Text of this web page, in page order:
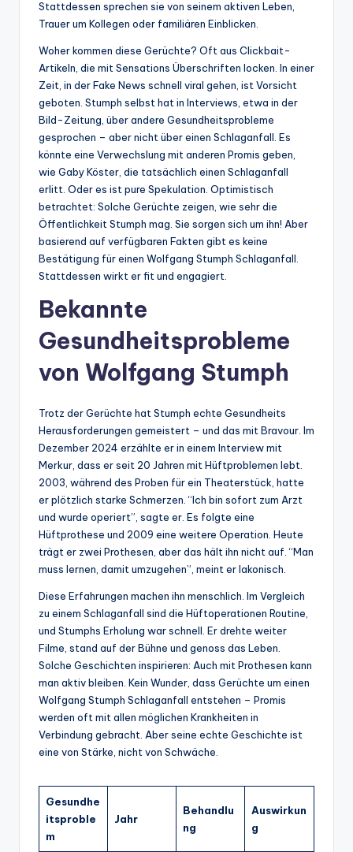
Stattdessen sprechen sie von seinem aktiven Leben,
Trauer um Kollegen oder familiären Einblicken.
Woher kommen diese Gerüchte? Oft aus Clickbait-
Artikeln, die mit Sensations Überschriften locken. In einer
Zeit, in der Fake News schnell viral gehen, ist Vorsicht
geboten. Stumph selbst hat in Interviews, etwa in der
Bild-Zeitung, über andere Gesundheitsprobleme
gesprochen – aber nicht über einen Schlaganfall. Es
könnte eine Verwechslung mit anderen Promis geben,
wie Gaby Köster, die tatsächlich einen Schlaganfall
erlitt. Oder es ist pure Spekulation. Optimistisch
betrachtet: Solche Gerüchte zeigen, wie sehr die
Öffentlichkeit Stumph mag. Sie sorgen sich um ihn! Aber
basierend auf verfügbaren Fakten gibt es keine
Bestätigung für einen Wolfgang Stumph Schlaganfall.
Stattdessen wirkt er fit und engagiert.
Bekannte
Gesundheitsprobleme
von Wolfgang Stumph
Trotz der Gerüchte hat Stumph echte Gesundheits
Herausforderungen gemeistert – und das mit Bravour. Im
Dezember 2024 erzählte er in einem Interview mit
Merkur, dass er seit 20 Jahren mit Hüftproblemen lebt.
2003, während des Proben für ein Theaterstück, hatte
er plötzlich starke Schmerzen. “Ich bin sofort zum Arzt
und wurde operiert”, sagte er. Es folgte eine
Hüftprothese und 2009 eine weitere Operation. Heute
trägt er zwei Prothesen, aber das hält ihn nicht auf. “Man
muss lernen, damit umzugehen”, meint er lakonisch.
Diese Erfahrungen machen ihn menschlich. Im Vergleich
zu einem Schlaganfall sind die Hüftoperationen Routine,
und Stumphs Erholung war schnell. Er drehte weiter
Filme, stand auf der Bühne und genoss das Leben.
Solche Geschichten inspirieren: Auch mit Prothesen kann
man aktiv bleiben. Kein Wunder, dass Gerüchte um einen
Wolfgang Stumph Schlaganfall entstehen – Promis
werden oft mit allen möglichen Krankheiten in
Verbindung gebracht. Aber seine echte Geschichte ist
eine von Stärke, nicht von Schwäche.
Gesundhe
itsproble
m
Jahr
Behandlu
ng
Auswirkun
g